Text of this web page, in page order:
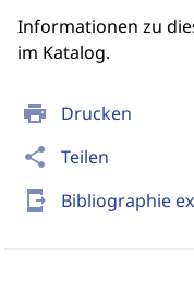
print Drucken
share Teilen
send_to_mobile Bibliographie
Informationen zu
im Katalog.